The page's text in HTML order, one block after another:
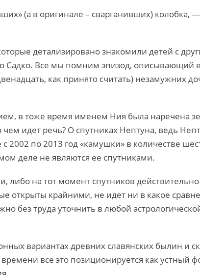
(а в оригинале – сварганивших) колобка,
детализировано знакомили детей с
Садко. Все мы помним эпизод, описывающий
как принято считать) незамужних
в тоже время именем Ния была наречена
идет речь? О спутниках Нептуна, ведь
2002 по 2013 год «камушки» в количестве
деле не являются ее спутниками.
либо на тот момент спутников
открыты крайними, не идет ни в какое
без труда уточнить в любой
вариантах древних славянских былин и
все это позиционируется как устный